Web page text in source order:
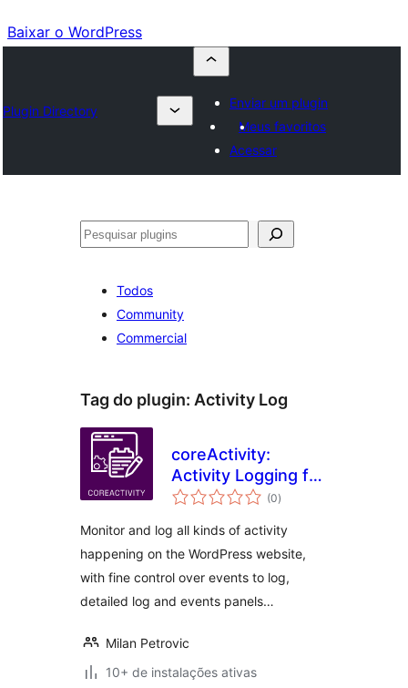
Baixar o WordPress
Plugin Directory
Enviar um plugin
Meus favoritos
Acessar
Pesquisar
Todos
Community
Commercial
Tag do plugin: Activity Log
coreActivity:
Activity Logging for
WordPress
(0total
de
)
Monitor and log all kinds of activity
happening on the WordPress website,
with fine control over events to log,
detailed log and events panels…
Milan Petrovic
10+ de instalações ativas